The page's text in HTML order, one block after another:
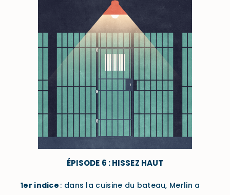
ÉPISODE 6 : HISSEZ HAUT
1er indice : dans la cuisine du bateau, Merlin a